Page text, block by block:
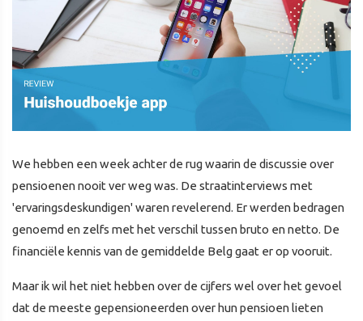
We hebben een week achter de rug waarin de discussie over
pensioenen nooit ver weg was. De straatinterviews met
'ervaringsdeskundigen' waren revelerend. Er werden bedragen
genoemd en zelfs met het verschil tussen bruto en netto. De
financiële kennis van de gemiddelde Belg gaat er op vooruit.
Maar ik wil het niet hebben over de cijfers wel over het gevoel
dat de meeste gepensioneerden over hun pensioen lieten